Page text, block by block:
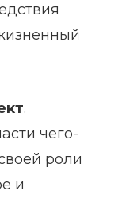
.
чего-
роли
и